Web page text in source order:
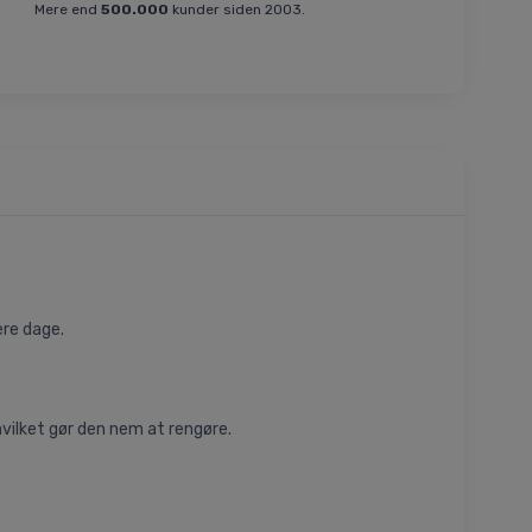
Mere end 500.000 kunder siden 2003.
dage.
gør den nem at rengøre.